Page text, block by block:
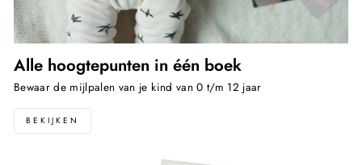
Alle hoogtepunten in één boek
Bewaar de mijlpalen van je kind van 0 t/m 12 jaar
BEKIJKEN